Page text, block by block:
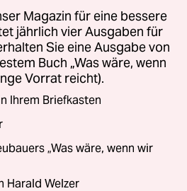
Magazin für eine bessere
jährlich vier Ausgaben für
Sie eine Ausgabe von
Buch „Was wäre, wenn
Vorrat reicht).
Ihrem Briefkasten
„Was wäre, wenn wir
Harald Welzer